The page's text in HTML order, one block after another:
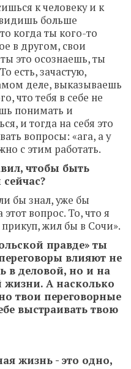
к человеку и к
больше
когда ты кого-то
в другом, свои
это осознаешь, ты
есть, зачастую,
деле, выказываешь
что тебя в себе не
понимать и
и тогда на себя это
вопросы: «ага, а у
с этим работать.
чтобы быть
бы знал, уже бы
вопрос. То, что я
жил бы в Сочи».
правде» ты
влияют не
в деловой, но и на
жизни. А насколько
твои переговорные
выстраивать твою
жизнь - это одно,